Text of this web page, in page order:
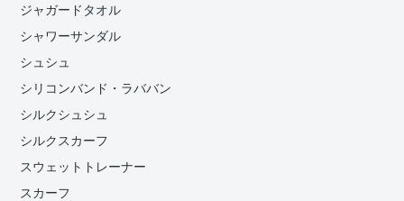
ジャガードタオル
シャワーサンダル
シュシュ
シリコンバンド・ラババン
シルクシュシュ
シルクスカーフ
スウェットトレーナー
スカーフ